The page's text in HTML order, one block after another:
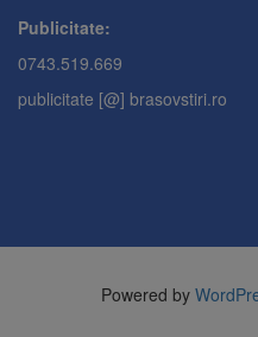
Publicitate:
0743.519.669
publicitate [@] brasovstiri.ro
Powered by